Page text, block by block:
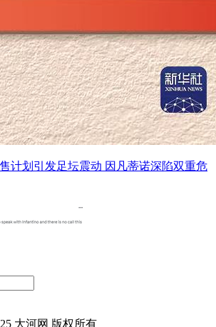
计划引发足坛震动 因凡蒂诺深陷双重危
大河网 版权所有